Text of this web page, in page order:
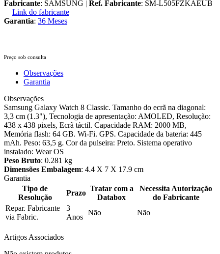
Fabricante: SAMSUNG | Ref. Fabricante: SM-L505FZKAEUB
Link do fabricante
Garantia: 36 Meses
Preço sob consulta
Observações
Garantia
Observações
Samsung Galaxy Watch 8 Classic. Tamanho do ecrã na diagonal:
3,3 cm (1.3"), Tecnologia de apresentação: AMOLED, Resolução:
438 x 438 pixels, Ecrã táctil. Capacidade RAM: 2000 MB,
Memória flash: 64 GB. Wi-Fi. GPS. Capacidade da bateria: 445
mAh. Peso: 63,5 g. Cor da pulseira: Preto. Sistema operativo
instalado: Wear OS
Peso Bruto: 0.281 kg
Dimensões Embalagem: 4.4 X 7 X 17.9 cm
Garantia
Tipo de
Resolução
Prazo
Tratar com a
Databox
Necessita Autorização
do Fabricante
Repar. Fabricante
via Fabric.
3
Anos
Não Não
Artigos Associados